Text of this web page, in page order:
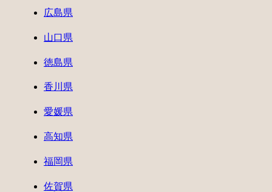
広島県
山口県
徳島県
香川県
愛媛県
高知県
福岡県
佐賀県